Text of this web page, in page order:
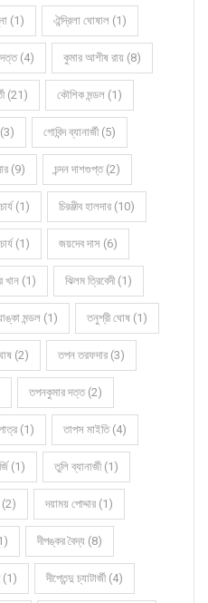
(1) ঐন্দ্রিলা ঘোষাল (1)
(4) কুমার আশীষ রায় (8)
(21) কৌশিক মন্ডল (1)
(3) গোবিন্দ ব্যানার্জী (5)
(9) চন্দন দাশগুপ্ত (2)
(1) চিরঞ্জীব হালদার (10)
(1) জয়দেব দাস (6)
খান (1) ঝিলম ত্রিবেদী (1)
মন্ডল (1) তনুশ্রী ঘোষ (1)
(2) তপন তরফদার (3)
তপনকুমার দত্ত (2)
(1) তাপস মাইতি (4)
(1) তুলি ব্যানার্জী (1)
(2) দয়াময় পোদ্দার (1)
দীপঙ্কর বৈদ্য (8)
(1) দীপ্তেন্দু চ্যাটার্জী (4)